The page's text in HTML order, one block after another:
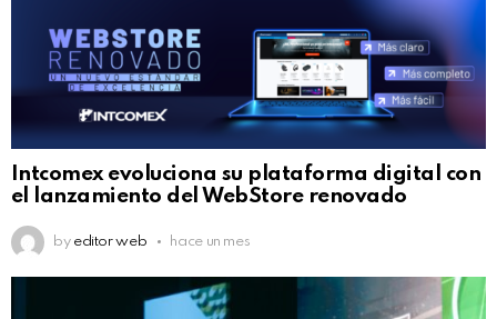
Intcomex evoluciona su plataforma digital con
el lanzamiento del WebStore renovado
by editor web hace un mes